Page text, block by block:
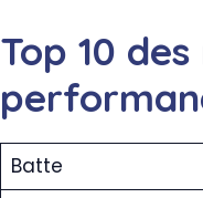
Top 10
Batte